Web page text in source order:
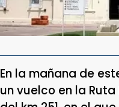
En la mañana de
un vuelco en la